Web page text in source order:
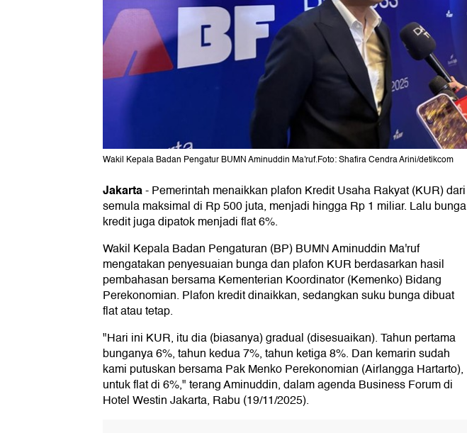
Wakil Kepala Badan Pengatur BUMN Aminuddin Ma'ruf.Foto: Shafira Cendra Arini/detikcom
Jakarta-Pemerintah menaikkan plafon Kredit Usaha Rakyat (KUR) dari
semula maksimal di Rp 500 juta, menjadi hingga Rp 1 miliar. Lalu bunga
kredit juga dipatok menjadi flat 6%.
Wakil Kepala Badan Pengaturan (BP) BUMN Aminuddin Ma'ruf
mengatakan penyesuaian bunga dan plafon KUR berdasarkan hasil
pembahasan bersama Kementerian Koordinator (Kemenko) Bidang
Perekonomian. Plafon kredit dinaikkan, sedangkan suku bunga dibuat
flat atau tetap.
"Hari ini KUR, itu dia (biasanya) gradual (disesuaikan). Tahun pertama
bunganya 6%, tahun kedua 7%, tahun ketiga 8%. Dan kemarin sudah
kami putuskan bersama Pak Menko Perekonomian (Airlangga Hartarto),
untuk flat di 6%," terang Aminuddin, dalam agenda Business Forum di
Hotel Westin Jakarta, Rabu (19/11/2025).